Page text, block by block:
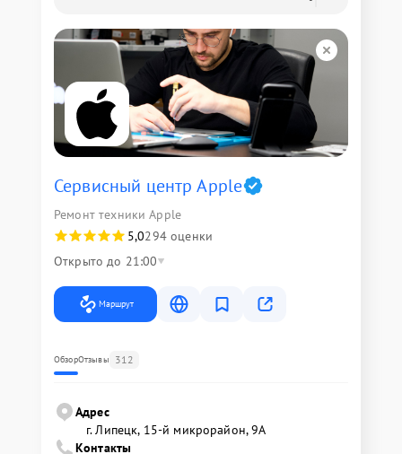
Сервисный центр Apple
Ремонт техники Apple
5,0294 оценки
Открыто до 21:00
Маршрут
ОбзорОтзывы 312
Адрес
г. Липецк, 15-й микрорайон, 9А
Контакты